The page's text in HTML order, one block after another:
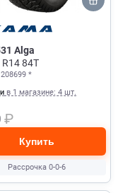
Alga
84T
*
в 1 магазине: 4 шт.
₽
Купить
Рассрочка 0-0-6